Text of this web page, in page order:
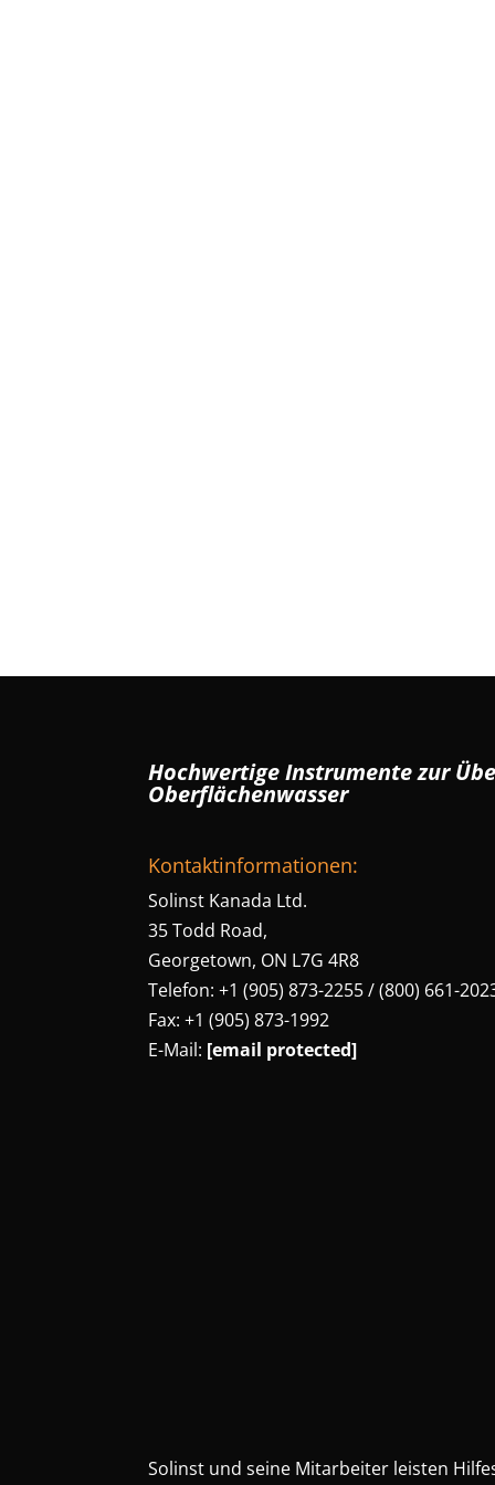
Hochwertige Instrumente zur
Oberflächenwasser
Kontaktinformationen:
Solinst Kanada Ltd.
35 Todd Road,
Georgetown, ON L7G 4R8
Telefon: +1 (905) 873-2255 / (800) 661-
Fax: +1 (905) 873-1992
E-Mail: [email protected]
Solinst und seine Mitarbeiter leisten